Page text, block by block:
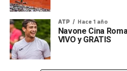
ATP Hace 1 año
Navone Cina
VIVO y GRATIS